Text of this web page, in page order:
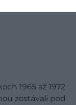
1965 až 1972
zostávali pod